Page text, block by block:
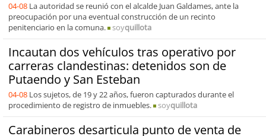
04-08 La autoridad se reunió con el alcalde Juan Galdames, ante la
preocupación por una eventual construcción de un recinto
penitenciario en la comuna.
soyquillota
Incautan dos vehículos tras operativo por
carreras clandestinas: detenidos son de
Putaendo y San Esteban
04-08 Los sujetos, de 19 y 22 años, fueron capturados durante el
procedimiento de registro de inmuebles.
soyquillota
Carabineros desarticula punto de venta de